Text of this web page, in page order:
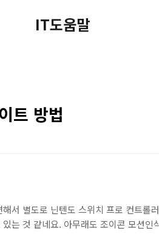
IT도움말
트 방법
서 별도로 닌텐도 스위치 프로 컨트롤
는 것 같네요. 아무래도 조이콘 모션